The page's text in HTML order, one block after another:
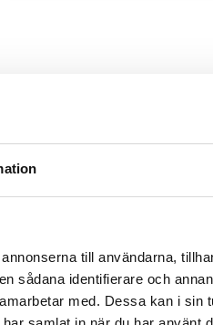
till användarna,
sådana identifierare och
med. Dessa kan i sin
Pk
Nulstil